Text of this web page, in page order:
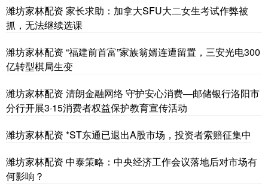
潍坊家林配资 家长求助：加拿大SFU大二女生考试作弊被
抓，无法继续选课
潍坊家林配资 “福建前首富”家族翁婿连遭留置，三安光电300
亿转型棋局生变
潍坊家林配资 清朗金融网络 守护安心消费—邮储银行洛阳市
分行开展3·15消费者权益保护教育宣传活动
潍坊家林配资 *ST东通已退出A股市场，投资者索赔征集中
潍坊家林配资 中泰策略：中央经济工作会议落地后对市场有
何影响？